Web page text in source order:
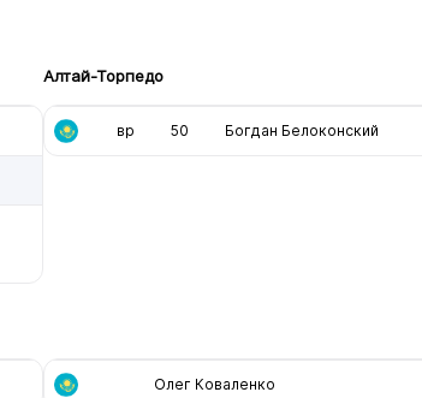
Алтай-Торпедо
вр 50 Богдан Белоконский
Олег Коваленко